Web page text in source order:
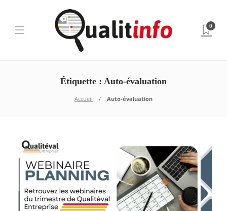
0
Étiquette : Auto-évaluation
Accueil Auto-évaluation